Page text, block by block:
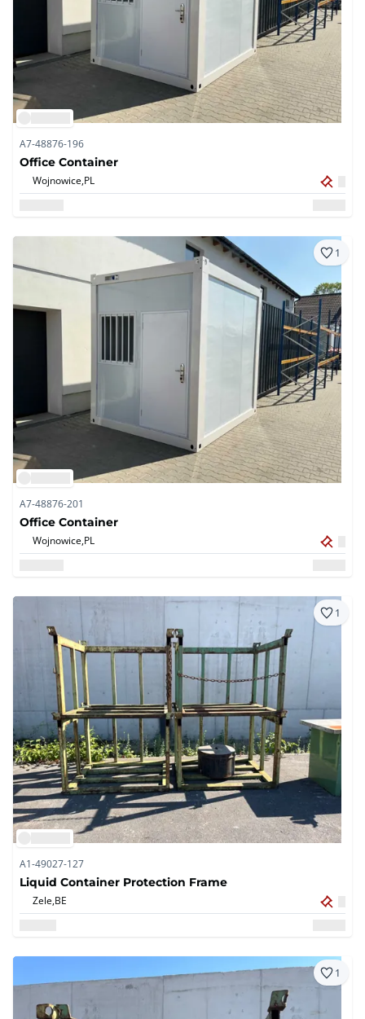
A7-48876-196
Office Container
Wojnowice,PL
1
A7-48876-201
Office Container
Wojnowice,PL
1
A1-49027-127
Liquid Container Protection Frame
Zele,BE
1